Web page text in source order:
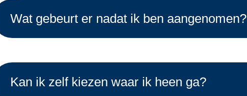
Wat gebeurt er nadat ik ben aangenomen?
Kan ik zelf kiezen waar ik heen ga?